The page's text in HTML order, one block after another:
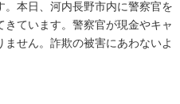
本日、河内長野市内に警察官を
ています。警察官が現金やキャ
せん。詐欺の被害にあわないよ